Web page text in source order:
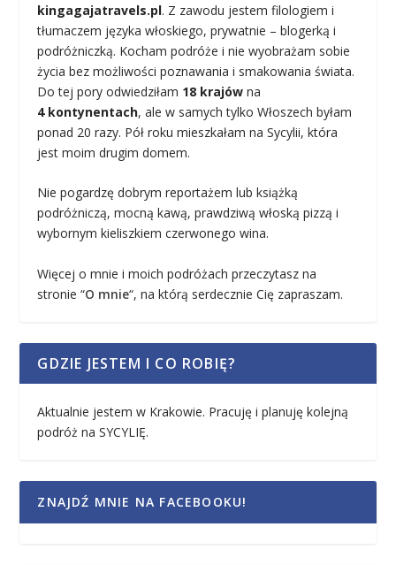
kingagajatravels.pl. Z zawodu jestem filologiem i
tłumaczem języka włoskiego, prywatnie – blogerką i
podróżniczką. Kocham podróże i nie wyobrażam sobie
życia bez możliwości poznawania i smakowania świata.
Do tej pory odwiedziłam 18 krajów na
4 kontynentach, ale w samych tylko Włoszech byłam
ponad 20 razy. Pół roku mieszkałam na Sycylii, która
jest moim drugim domem.
Nie pogardzę dobrym reportażem lub książką
podróżniczą, mocną kawą, prawdziwą włoską pizzą i
wybornym kieliszkiem czerwonego wina.
Więcej o mnie i moich podróżach przeczytasz na
stronie “O mnie“, na którą serdecznie Cię zapraszam.
GDZIE JESTEM I CO ROBIĘ?
Aktualnie jestem w Krakowie. Pracuję i planuję kolejną
podróż na SYCYLIĘ.
ZNAJDŹ MNIE NA FACEBOOKU!